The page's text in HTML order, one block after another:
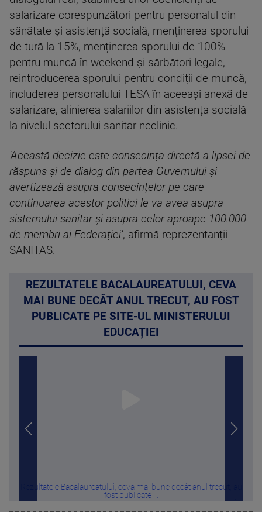
salarizare corespunzători pentru personalul din
sănătate și asistență socială, menținerea sporului
de tură la 15%, menținerea sporului de 100%
pentru muncă în weekend și sărbători legale,
reintroducerea sporului pentru condiții de muncă,
includerea personalului TESA în aceeași anexă de
salarizare, alinierea salariilor din asistența socială
la nivelul sectorului sanitar neclinic.
'Această decizie este consecința directă a lipsei de
răspuns și de dialog din partea Guvernului și
avertizează asupra consecințelor pe care
continuarea acestor politici le va avea asupra
sistemului sanitar și asupra celor aproape 100.000
de membri ai Federației', afirmă reprezentanții
SANITAS.
REZULTATELE BACALAUREATULUI, CEVA
MAI BUNE DECÂT ANUL TRECUT, AU FOST
PUBLICATE PE SITE-UL MINISTERULUI
EDUCAȚIEI
Rezultatele Bacalaureatului, ceva mai bune decât anul trecut, au
fost publicate ...